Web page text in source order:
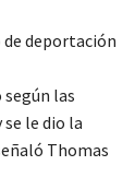
de deportación
las
le dio la
Thomas